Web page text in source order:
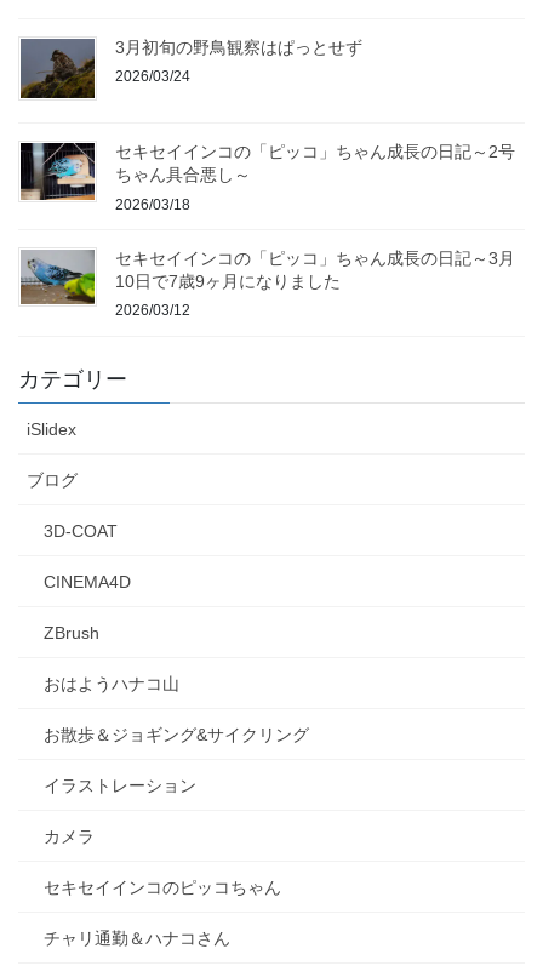
3月初旬の野鳥観察はぱっとせず
2026/03/24
セキセイインコの「ピッコ」ちゃん成長の日記～2号
ちゃん具合悪し～
2026/03/18
セキセイインコの「ピッコ」ちゃん成長の日記～3月
10日で7歳9ヶ月になりました
2026/03/12
カテゴリー
iSlidex
ブログ
3D-COAT
CINEMA4D
ZBrush
おはようハナコ山
お散歩＆ジョギング&サイクリング
イラストレーション
カメラ
セキセイインコのピッコちゃん
チャリ通勤＆ハナコさん